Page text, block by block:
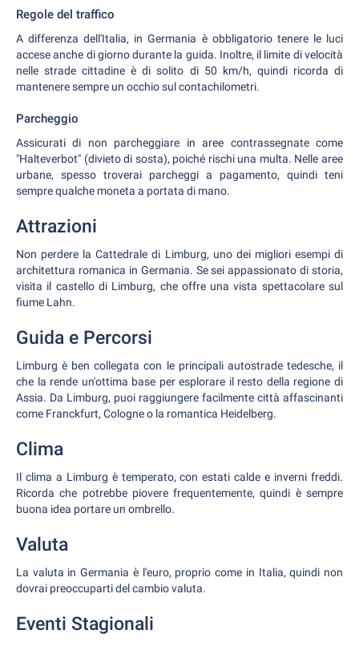
Regole del traffico
A differenza dell'Italia, in Germania è obbligatorio tenere le luci
accese anche di giorno durante la guida. Inoltre, il limite di velocità
nelle strade cittadine è di solito di 50 km/h, quindi ricorda di
mantenere sempre un occhio sul contachilometri.
Parcheggio
Assicurati di non parcheggiare in aree contrassegnate come
"Halteverbot" (divieto di sosta), poiché rischi una multa. Nelle aree
urbane, spesso troverai parcheggi a pagamento, quindi teni
sempre qualche moneta a portata di mano.
Attrazioni
Non perdere la Cattedrale di Limburg, uno dei migliori esempi di
architettura romanica in Germania. Se sei appassionato di storia,
visita il castello di Limburg, che offre una vista spettacolare sul
fiume Lahn.
Guida e Percorsi
Limburg è ben collegata con le principali autostrade tedesche, il
che la rende un'ottima base per esplorare il resto della regione di
Assia. Da Limburg, puoi raggiungere facilmente città affascinanti
come Franckfurt, Cologne o la romantica Heidelberg.
Clima
Il clima a Limburg è temperato, con estati calde e inverni freddi.
Ricorda che potrebbe piovere frequentemente, quindi è sempre
buona idea portare un ombrello.
Valuta
La valuta in Germania è l'euro, proprio come in Italia, quindi non
dovrai preoccuparti del cambio valuta.
Eventi Stagionali